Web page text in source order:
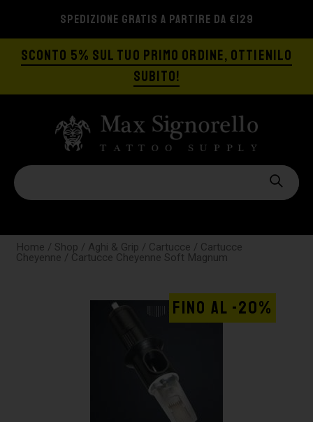
SPEDIZIONE GRATIS A PARTIRE DA €129
SCONTO 5% SUL TUO PRIMO ORDINE, OTTIENILO
SUBITO!
Home / Shop / Aghi & Grip / Cartucce / Cartucce
Cheyenne / Cartucce Cheyenne Soft Magnum
FINO AL -20%